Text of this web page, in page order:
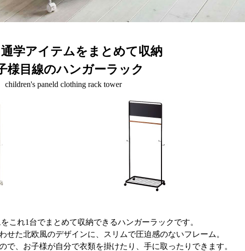
学アイテムをまとめて収納
様目線のハンガーラック
children's paneld clothing rack tower
これ1台でまとめて収納できるハンガーラックです。
せた北欧風のデザインに、スリムで圧迫感のないフレーム。
で、お子様が自分で衣類を掛けたり、手に取ったりできます。